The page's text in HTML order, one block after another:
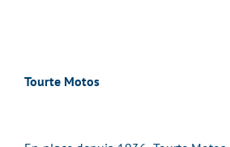
Tourte Motos